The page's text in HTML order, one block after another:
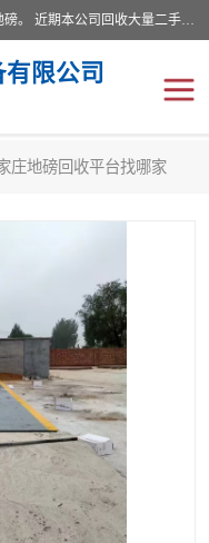
本公司常年出售回收二手地磅，回收出售二手地磅。 近期本公司回收大量二手地磅，型号齐全，宽度从2米到3.5米，长度5米到25米，承重吨位从10到200吨，成色7—9成新。 ? 使用年限6个月至2年，产品来源于个人闲置品，工矿企业停用品，因小换大而来。 精准度和新的一样， 二手地磅是内行人的选择，打个电话就省钱朋友您好等什么
限公司
庄地磅回收平台找哪家
送机
自动输送机
螺旋塔
撕碎机